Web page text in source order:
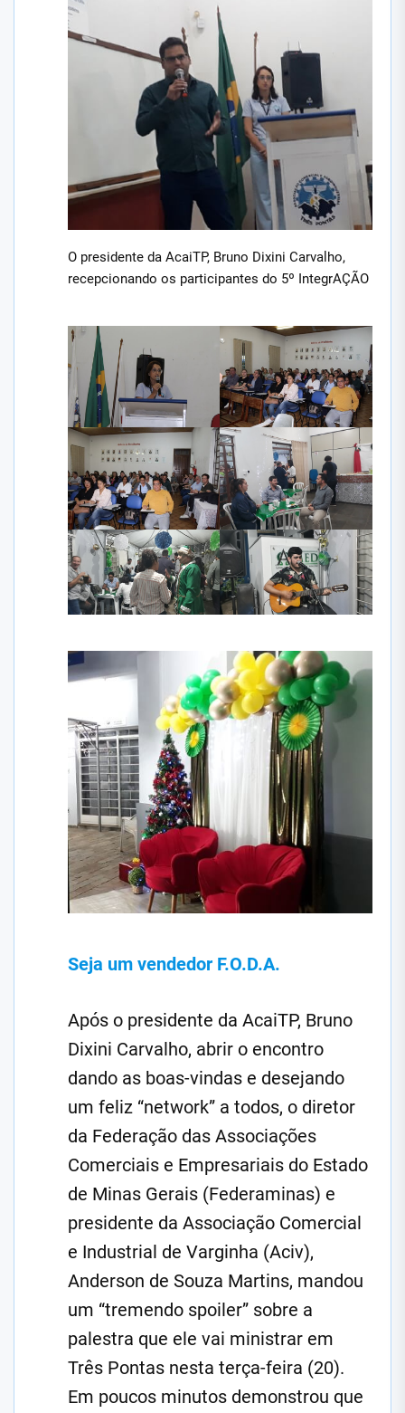
O presidente da AcaiTP, Bruno Dixini Carvalho,
recepcionando os participantes do 5º IntegrAÇÃO
Seja um vendedor F.O.D.A.
Após o presidente da AcaiTP, Bruno
Dixini Carvalho, abrir o encontro
dando as boas-vindas e desejando
um feliz “network” a todos, o diretor
da Federação das Associações
Comerciais e Empresariais do Estado
de Minas Gerais (Federaminas) e
presidente da Associação Comercial
e Industrial de Varginha (Aciv),
Anderson de Souza Martins, mandou
um “tremendo spoiler” sobre a
palestra que ele vai ministrar em
Três Pontas nesta terça-feira (20).
Em poucos minutos demonstrou que